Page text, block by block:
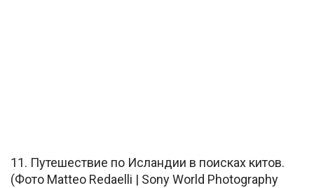
11. Путешествие по Исландии в поисках китов.
(Фото Matteo Redaelli | Sony World Photography